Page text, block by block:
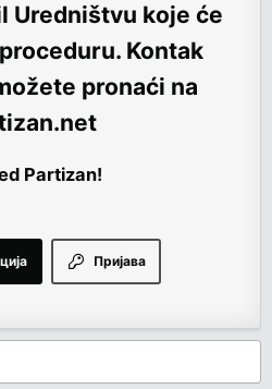
Uredništvu koje će
Kontak
pronaći na
Partizan!
Пријава